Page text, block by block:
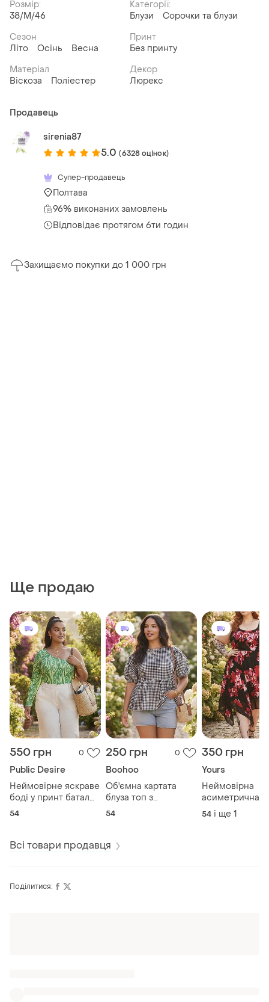
Розмір:
38/M/46
Категорії:
Блузи
Сорочки та блузи
Сезон
Літо
Осінь Весна
Принт
Без принту
Матеріал
Віскоза
Поліестер
Декор
Люрекс
Продавець
sirenia87
5.0 (6328 оцінок)
Супер-продавець
Полтава
96% виконаних замовлень
Відповідає протягом 6ти годин
Захищаємо покупки до 1 000 грн
Ще продаю
550 грн 0
Public Desire
Неймовірне яскраве
боді у принт батал
№193/1
54
250 грн 0
Boohoo
Об'ємна картата
блуза топ з
квітковою вишивкою
54
350 грн
Yours
Неймовірна
асиметрична
шифонова
№626/72
54 і ще 1
Всі товари продавця
Поділитися: